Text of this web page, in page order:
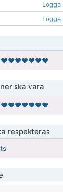
Logga
Logga
ska vara
respekteras